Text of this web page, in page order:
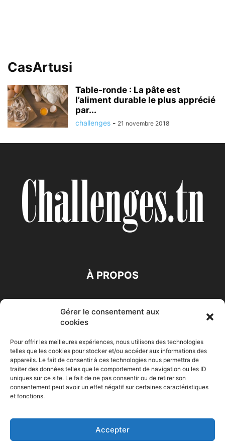
Gérer le consentement aux
cookies
Pour offrir les meilleures expériences, nous utilisons des technologies
telles que les cookies pour stocker et/ou accéder aux informations des
appareils. Le fait de consentir à ces technologies nous permettra de
traiter des données telles que le comportement de navigation ou les ID
uniques sur ce site. Le fait de ne pas consentir ou de retirer son
consentement peut avoir un effet négatif sur certaines caractéristiques
et fonctions.
Accepter
CasArtusi
Table-ronde : La pâte est
l’aliment durable le plus apprécié
par...
challenges - 21 novembre 2018
À PROPOS
Accueil Economie Entreprises Entrepreneur
Maghreb
© Challenges.tn By AAKOM.DIGITAL